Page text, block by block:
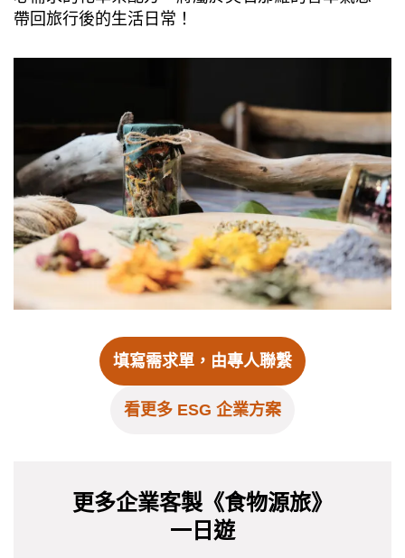
帶回旅行後的生活日常！
填寫需求單，由專人聯繫
看更多 ESG 企業方案
更多企業客製《食物源旅》
一日遊